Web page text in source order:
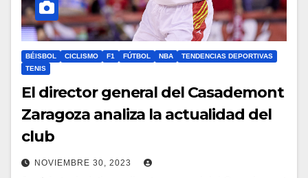
BÉISBOL CICLISMO F1 FÚTBOL NBA
TENDENCIAS DEPORTIVAS
TENIS
El director general del Casademont
Zaragoza analiza la actualidad del
club
NOVIEMBRE 30, 2023